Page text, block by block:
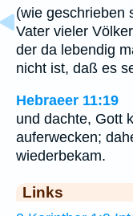
(wie geschrieben
Vater vieler
der da lebendig
nicht ist, daß es
Hebraeer 11:19
und dachte, Gott
auferwecken;
wiederbekam.
Links